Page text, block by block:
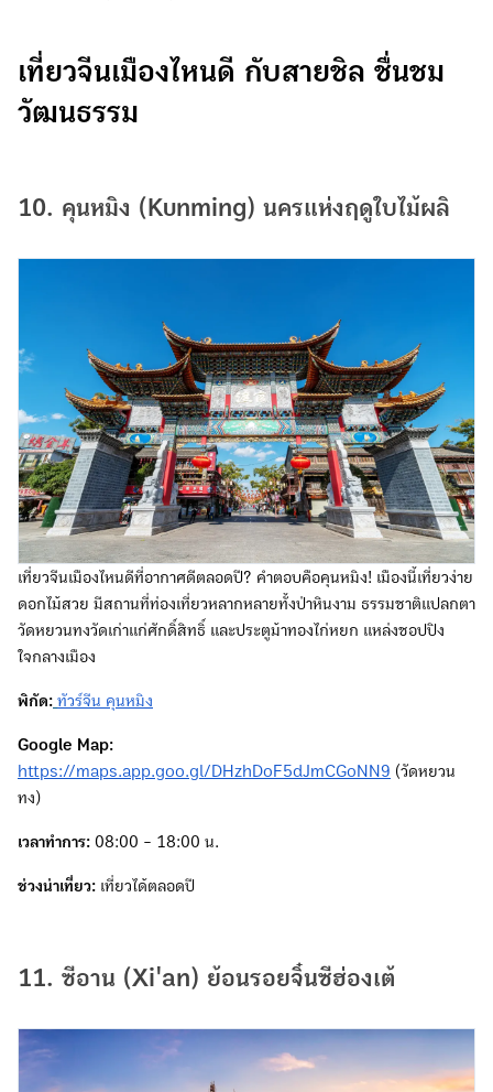
เที่ยวจีนเมืองไหนดี กับสายชิล ชื่นชม
วัฒนธรรม
10. คุนหมิง (Kunming) นครแห่งฤดูใบไม้ผลิ
เที่ยวจีนเมืองไหนดีที่อากาศดีตลอดปี? คำตอบคือคุนหมิง! เมืองนี้เที่ยวง่าย
ดอกไม้สวย มีสถานที่ท่องเที่ยวหลากหลายทั้งป่าหินงาม ธรรมชาติแปลกตา
วัดหยวนทงวัดเก่าแก่ศักดิ์สิทธิ์ และประตูม้าทองไก่หยก แหล่งชอปปิง
ใจกลางเมือง
พิกัด: ทัวร์จีน คุนหมิง
Google Map:
https://maps.app.goo.gl/DHzhDoF5dJmCGoNN9 (วัดหยวน
ทง)
เวลาทำการ: 08:00 - 18:00 น.
ช่วงน่าเที่ยว: เที่ยวได้ตลอดปี
11. ซีอาน (Xi'an) ย้อนรอยจิ๋นซีฮ่องเต้